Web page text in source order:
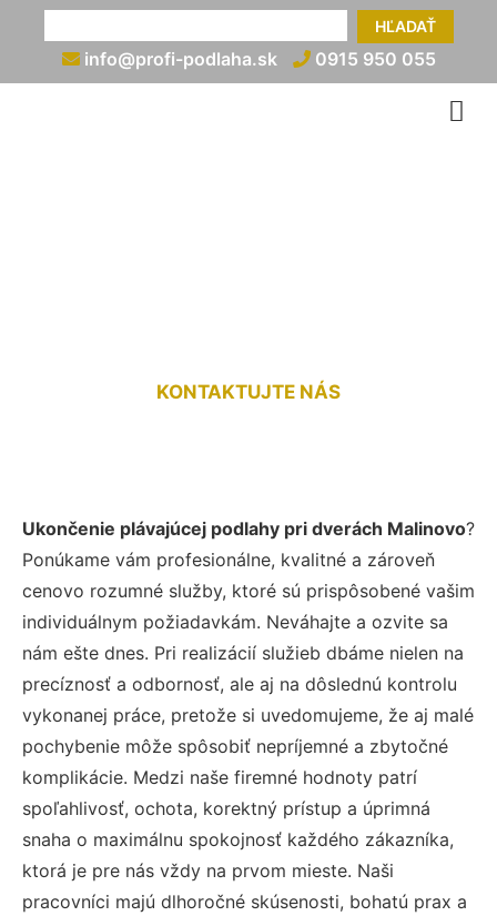
HĽADAŤ
info@profi-podlaha.sk 0915 950 055
KONTAKTUJTE NÁS
Ukončenie plávajúcej podlahy pri dverách Malinovo?
Ponúkame vám profesionálne, kvalitné a zároveň
cenovo rozumné služby, ktoré sú prispôsobené vašim
individuálnym požiadavkám. Neváhajte a ozvite sa
nám ešte dnes. Pri realizácií služieb dbáme nielen na
precíznosť a odbornosť, ale aj na dôslednú kontrolu
vykonanej práce, pretože si uvedomujeme, že aj malé
pochybenie môže spôsobiť nepríjemné a zbytočné
komplikácie. Medzi naše firemné hodnoty patrí
spoľahlivosť, ochota, korektný prístup a úprimná
snaha o maximálnu spokojnosť každého zákazníka,
ktorá je pre nás vždy na prvom mieste. Naši
pracovníci majú dlhoročné skúsenosti, bohatú prax a